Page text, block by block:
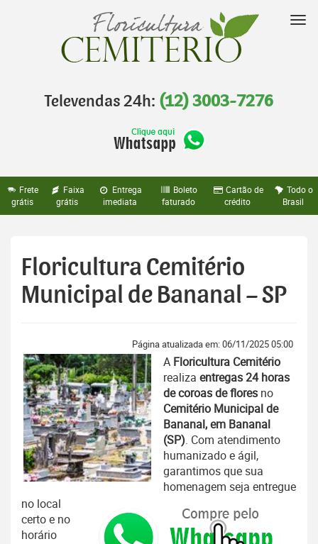
Televendas 24h: (12) 3003-7276
Frete
grátis
Faixa
grátis
Entrega
imediata
Boleto
faturado
Cartão de
crédito
Todo o
Brasil
Floricultura Cemitério
Municipal de Bananal – SP
Página atualizada em: 06/11/2025 05:00
A Floricultura Cemitério
realiza entregas 24 horas
de coroas de flores no
Cemitério Municipal de
Bananal, em Bananal
(SP). Com atendimento
humanizado e ágil,
garantimos que sua
homenagem seja entregue
no local
certo e no
horário